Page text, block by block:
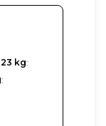
kg:
: